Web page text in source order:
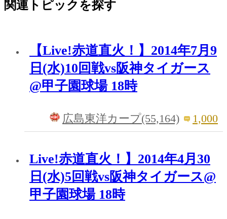
関連トピックを探す
【Live!赤道直火！】2014年7月9
日(水)10回戦vs阪神タイガース
@甲子園球場 18時
広島東洋カープ(55,164) 1,000
Live!赤道直火！】2014年4月30
日(水)5回戦vs阪神タイガース@
甲子園球場 18時